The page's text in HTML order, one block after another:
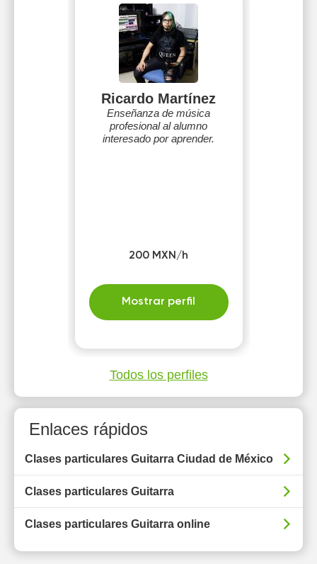
Ricardo Martínez
Enseñanza de música
profesional al alumno
interesado por aprender.
200 MXN/h
Mostrar perfil
Todos los perfiles
Enlaces rápidos
Clases particulares Guitarra Ciudad de México
Clases particulares Guitarra
Clases particulares Guitarra online